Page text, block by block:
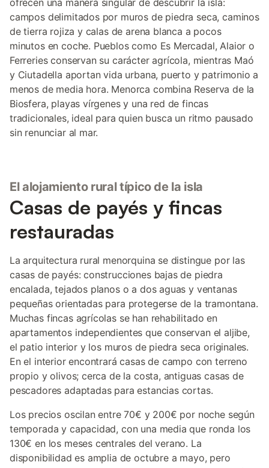
ofrecen una manera singular de descubrir la isla:
campos delimitados por muros de piedra seca, caminos
de tierra rojiza y calas de arena blanca a pocos
minutos en coche. Pueblos como Es Mercadal, Alaior o
Ferreries conservan su carácter agrícola, mientras Maó
y Ciutadella aportan vida urbana, puerto y patrimonio a
menos de media hora. Menorca combina Reserva de la
Biosfera, playas vírgenes y una red de fincas
tradicionales, ideal para quien busca un ritmo pausado
sin renunciar al mar.
El alojamiento rural típico de la isla
Casas de payés y fincas
restauradas
La arquitectura rural menorquina se distingue por las
casas de payés: construcciones bajas de piedra
encalada, tejados planos o a dos aguas y ventanas
pequeñas orientadas para protegerse de la tramontana.
Muchas fincas agrícolas se han rehabilitado en
apartamentos independientes que conservan el aljibe,
el patio interior y los muros de piedra seca originales.
En el interior encontrará casas de campo con terreno
propio y olivos; cerca de la costa, antiguas casas de
pescadores adaptadas para estancias cortas.
Los precios oscilan entre 70€ y 200€ por noche según
temporada y capacidad, con una media que ronda los
130€ en los meses centrales del verano. La
disponibilidad es amplia de octubre a mayo, pero